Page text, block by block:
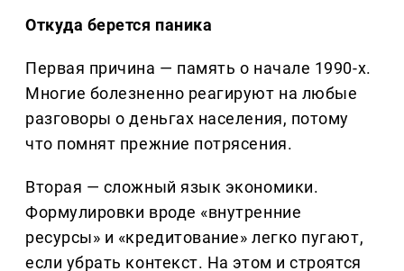
Откуда берется паника
Первая причина — память о начале 1990-х.
Многие болезненно реагируют на любые
разговоры о деньгах населения, потому
что помнят прежние потрясения.
Вторая — сложный язык экономики.
Формулировки вроде «внутренние
ресурсы» и «кредитование» легко пугают,
если убрать контекст. На этом и строятся